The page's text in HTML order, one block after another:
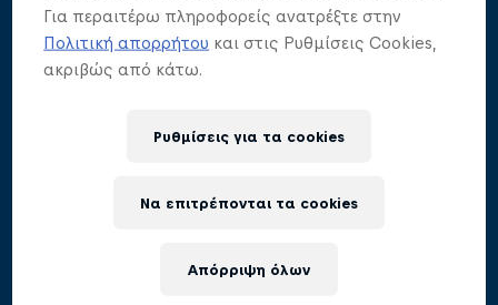
Σχετικά βίντεο
Για περαιτέρω πληροφορείς ανατρέξτε στην
Πολιτική απορρήτου και στις Ρυθμίσεις Cookies,
ακριβώς από κάτω.
Ρυθμίσεις για τα cookies
Απόρριψη όλων
Να επιτρέπονται τα cookies